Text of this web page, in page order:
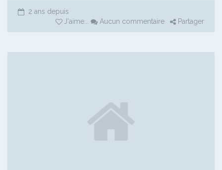
2 ans depuis
J'aime ... Aucun commentaire Partager